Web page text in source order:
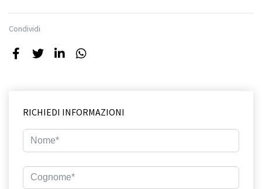
Condividi
RICHIEDI INFORMAZIONI